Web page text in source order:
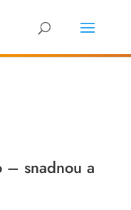
– snadnou a